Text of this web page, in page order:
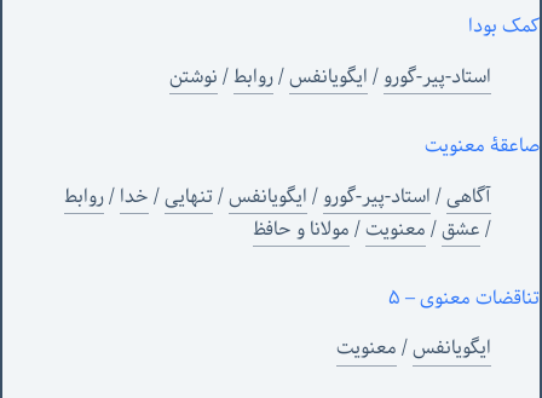
کمک بودا
استاد-پیر-گورو/ایگویانفس/روابط/نوشتن
صاعقۀ معنویت
آگاهی/استاد-پیر-گورو/ایگویانفس/تنهایی/خدا/روابط
/عشق/معنویت/مولانا و حافظ
تناقضات معنوی – ۵
ایگویانفس/معنویت